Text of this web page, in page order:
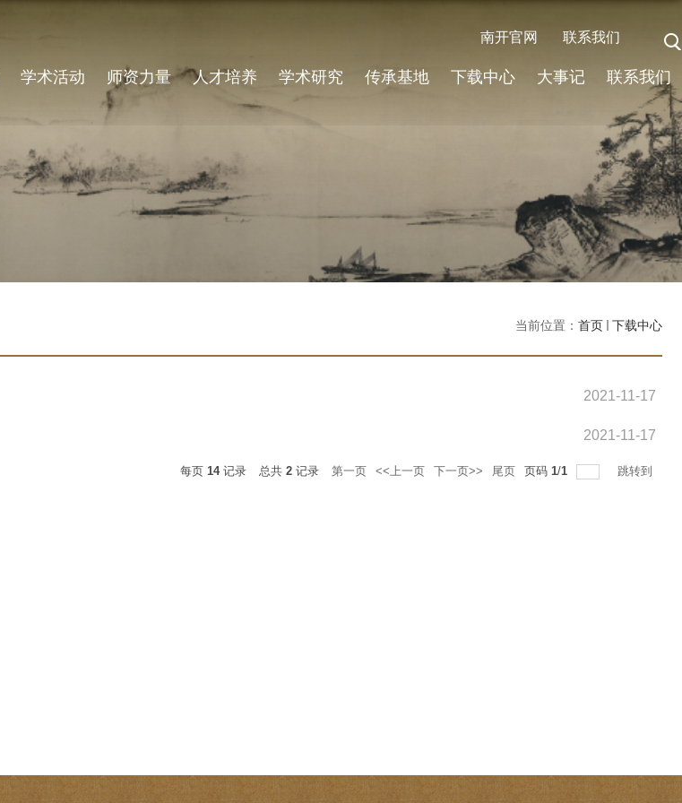
南开官网 联系我们
学术活动 师资力量 人才培养 学术研究 传承基地 下载中心 大事记 联系我们
当前位置： 首页 下载中心
2021-11-17
2021-11-17
每页 14记录 总共 2 记录 第一页 <<上一页 下一页>> 尾页 页码 1/1 跳转到